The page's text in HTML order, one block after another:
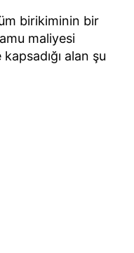
birikiminin bir
maliyesi
alan şu